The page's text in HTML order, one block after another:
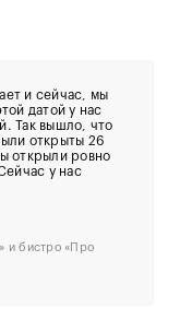
и сейчас, мы
датой у нас
Так вышло, что
открыты 26
открыли ровно
у нас
и бистро «Про